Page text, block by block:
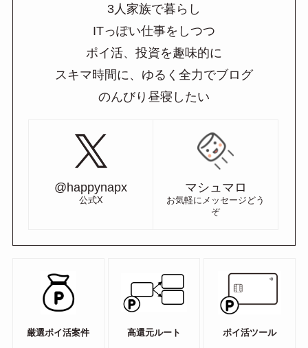
3人家族で暮らし
ITっぽい仕事をしつつ
ポイ活、投資を趣味的に
スキマ時間に、ゆるく全力でブログ
のんびり昼寝したい
@happynapx
公式X
マシュマロ
お気軽にメッセージどう
ぞ
厳選ポイ活案件 高還元ルート ポイ活ツール